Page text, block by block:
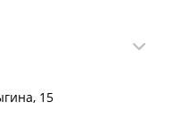
15